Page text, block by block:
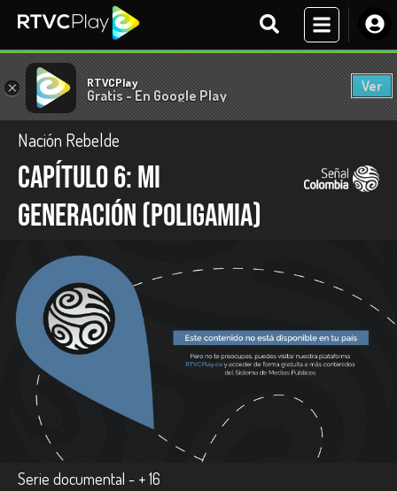
× RTVCPlay
Gratis - En Google Play
Ver
Nación Rebelde
Capítulo 6: Mi
generación (Poligamia)
Serie documental - + 16